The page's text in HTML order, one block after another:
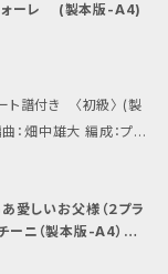
ォーレ (製本版-A4)
ト譜付き 〈初級〉 (製
：畑中雄大 編成：プラ
オ、ギタロンは低音の
・アルペジオはテンポ
愛しいお父様（２プラ
ーニ（製本版-A4）